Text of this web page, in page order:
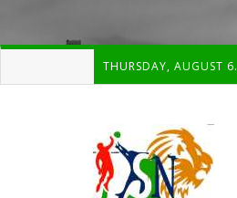
THURSDAY, AUGUST 6.